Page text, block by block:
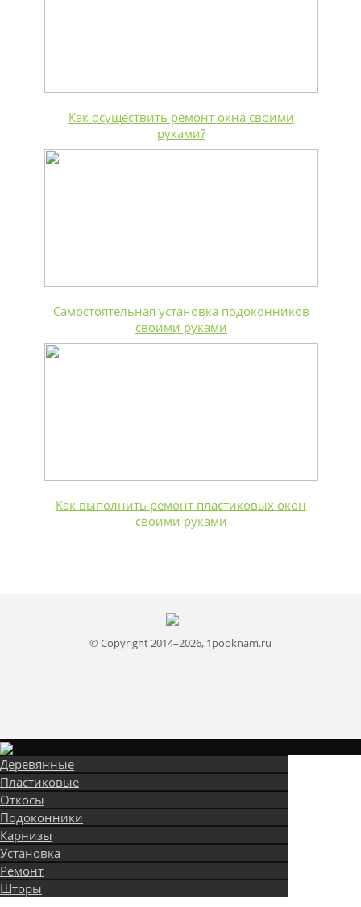
Как осуществить ремонт окна своими
руками?
Самостоятельная установка подоконников
своими руками
Как выполнить ремонт пластиковых окон
своими руками
© Copyright 2014–2026, 1pooknam.ru
Деревянные
Пластиковые
Откосы
Подоконники
Карнизы
Установка
Ремонт
Шторы